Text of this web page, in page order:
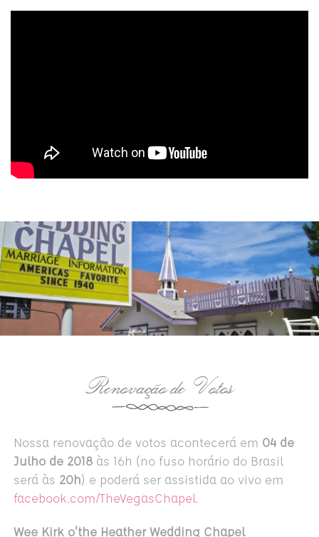
Renovação de Votos
Nossa renovação de votos acontecerá em 04 de
Julho de 2018 às 16h (no fuso horário do Brasil
será às 20h) e poderá ser assistida ao vivo em
facebook.com/TheVegasChapel.
Wee Kirk o'the Heather Wedding Chapel